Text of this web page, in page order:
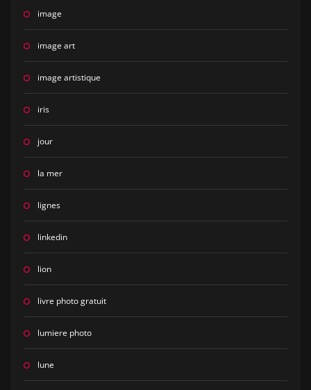
image
image art
image artistique
iris
jour
la mer
lignes
linkedin
lion
livre photo gratuit
lumiere photo
lune